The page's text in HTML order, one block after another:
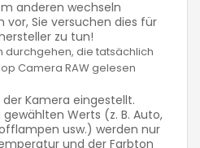
anderen wechseln
vor, Sie versuchen dies für
zu tun!
durchgehen, die tatsächlich
Camera RAW gelesen
Kamera eingestellt.
Werts (z. B. Auto,
usw.) werden nur
und der Farbton